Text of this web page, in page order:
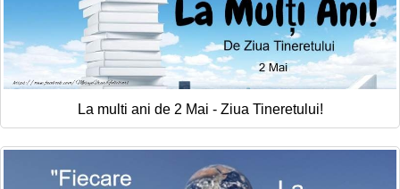
La multi ani de 2 Mai - Ziua Tineretului!